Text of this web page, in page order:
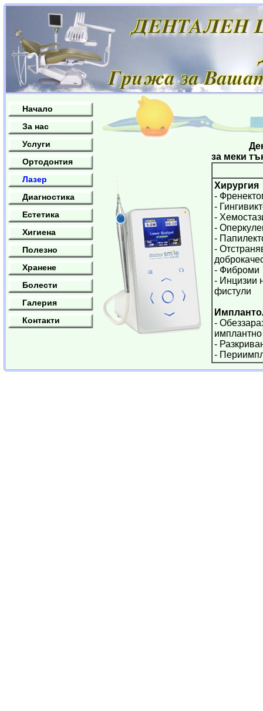
Начало
За нас
Услуги
Ортодонтия
Лазер
Диагностика
Естетика
Хигиена
Полезно
Хранене
Болести
Галерия
Контакти
за меки
Хирургия
-
-
-
-
-
-
- Фиброми
- Инцизии
фистули
-
-
-